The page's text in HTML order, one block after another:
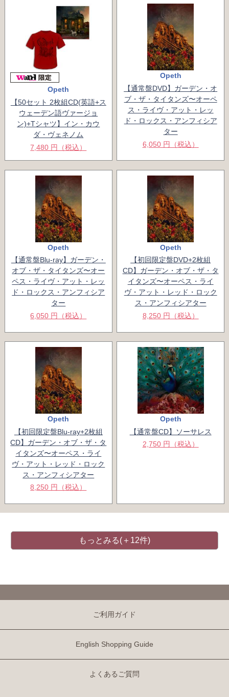
Opeth
【50セット 2枚組CD(英語+ス
ウェーデン語ヴァージョ
ン)+Tシャツ】イン・カウ
ダ・ヴェネノム
7,480 円（税込）
Opeth
【通常盤DVD】ガーデン・オ
ブ・ザ・タイタンズ〜オーペ
ス・ライヴ・アット・レッ
ド・ロックス・アンフィシア
ター
6,050 円（税込）
Opeth
【通常盤Blu-ray】ガーデン・
オブ・ザ・タイタンズ〜オー
ペス・ライヴ・アット・レッ
ド・ロックス・アンフィシア
ター
6,050 円（税込）
Opeth
【初回限定盤DVD+2枚組
CD】ガーデン・オブ・ザ・タ
イタンズ〜オーペス・ライ
ヴ・アット・レッド・ロック
ス・アンフィシアター
8,250 円（税込）
Opeth
【初回限定盤Blu-ray+2枚組
CD】ガーデン・オブ・ザ・タ
イタンズ〜オーペス・ライ
ヴ・アット・レッド・ロック
ス・アンフィシアター
8,250 円（税込）
Opeth
【通常盤CD】ソーサレス
2,750 円（税込）
もっとみる(＋12件)
ご利用ガイド
English Shopping Guide
よくあるご質問